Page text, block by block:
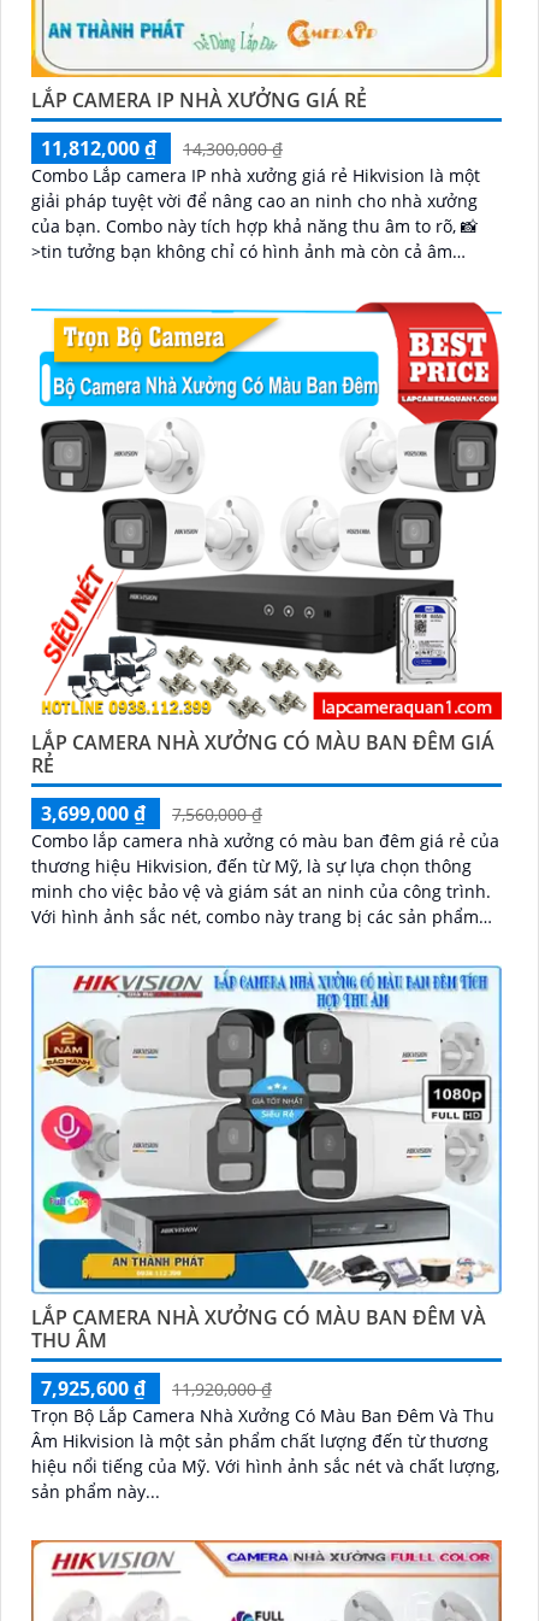
LẮP CAMERA IP NHÀ XƯỞNG GIÁ RẺ
11,812,000 ₫
14,300,000 ₫
Combo Lắp camera IP nhà xưởng giá rẻ Hikvision là một
giải pháp tuyệt vời để nâng cao an ninh cho nhà xưởng
của bạn. Combo này tích hợp khả năng thu âm to rõ, 📸
>tin tưởng bạn không chỉ có hình ảnh mà còn cả âm
LẮP CAMERA NHÀ XƯỞNG CÓ MÀU BAN ĐÊM GIÁ
RẺ
3,699,000 ₫
7,560,000 ₫
Combo lắp camera nhà xưởng có màu ban đêm giá rẻ của
thương hiệu Hikvision, đến từ Mỹ, là sự lựa chọn thông
minh cho việc bảo vệ và giám sát an ninh của công trình.
Với hình ảnh sắc nét, combo này trang bị các sản phẩm
thu âm tiên tiến
LẮP CAMERA NHÀ XƯỞNG CÓ MÀU BAN ĐÊM VÀ
THU ÂM
7,925,600 ₫
11,920,000 ₫
Trọn Bộ Lắp Camera Nhà Xưởng Có Màu Ban Đêm Và Thu
Âm Hikvision là một sản phẩm chất lượng đến từ thương
hiệu nổi tiếng của Mỹ. Với hình ảnh sắc nét và chất lượng,
sản phẩm này...